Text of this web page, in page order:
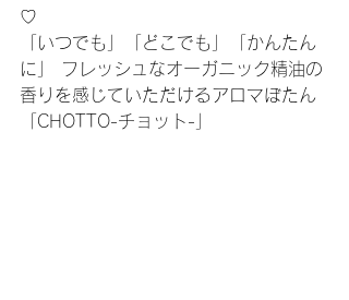
♡
「いつでも」「どこでも」「かんたん
に」 フレッシュなオーガニック精油の
香りを感じていただけるアロマぼたん
「CHOTTO-チョット-」